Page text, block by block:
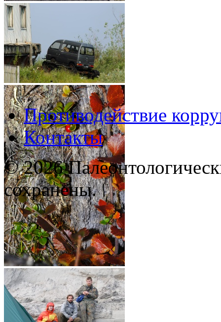
Противодействие
Контакты
© 2026
сохранены.